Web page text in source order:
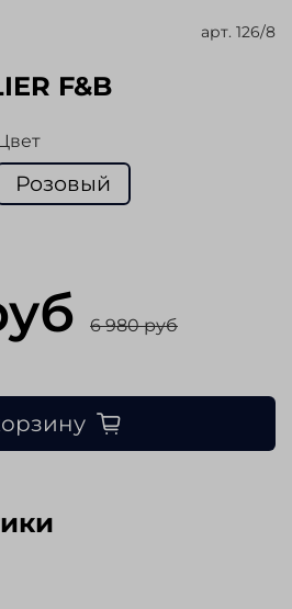
арт. 126/8
F&B
Розовый
6 980 руб